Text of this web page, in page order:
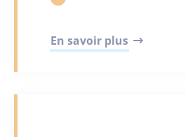
En savoir plus